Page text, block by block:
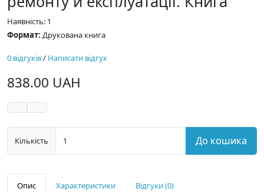
Наявність: 1
Формат: Друкована книга
0 відгуків/ Написати відгук
838.00 UAH
Кількість До кошика
Опис Характеристики
Відгуки (0)